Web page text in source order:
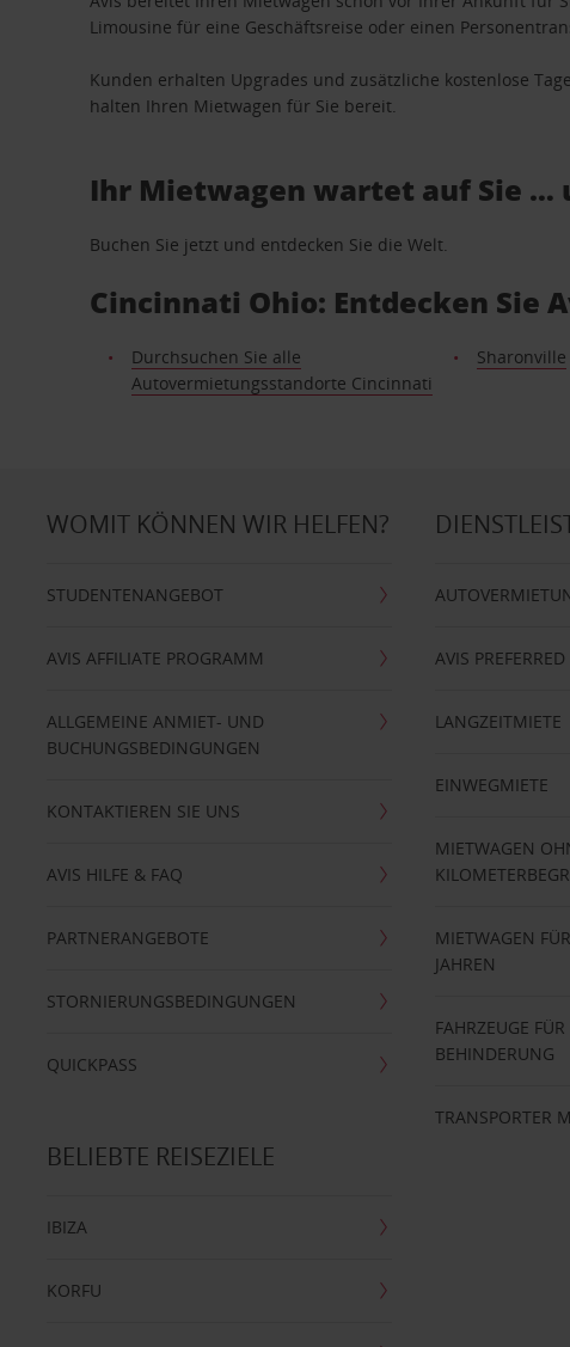
Limousine für eine Geschäftsreise oder einen
Kunden erhalten Upgrades und zusätzliche kostenlose
halten Ihren Mietwagen für Sie bereit.
Ihr Mietwagen wartet auf Sie …
Buchen Sie jetzt und entdecken Sie die Welt.
Cincinnati Ohio: Entdecken Sie
Durchsuchen Sie alle
Autovermietungsstandorte Cincinnati
Sharonville
WOMIT KÖNNEN WIR HELFEN?
STUDENTENANGEBOT
AVIS AFFILIATE PROGRAMM
ALLGEMEINE ANMIET- UND
BUCHUNGSBEDINGUNGEN
KONTAKTIEREN SIE UNS
AVIS HILFE & FAQ
PARTNERANGEBOTE
STORNIERUNGSBEDINGUNGEN
QUICKPASS
AVIS
LANGZEITMIETE
EINWEGMIETE
MIETWAGEN
MIETWAGEN
JAHREN
FAHRZEUGE
BEHINDERUNG
TRANSPORTER
BELIEBTE REISEZIELE
IBIZA
KORFU